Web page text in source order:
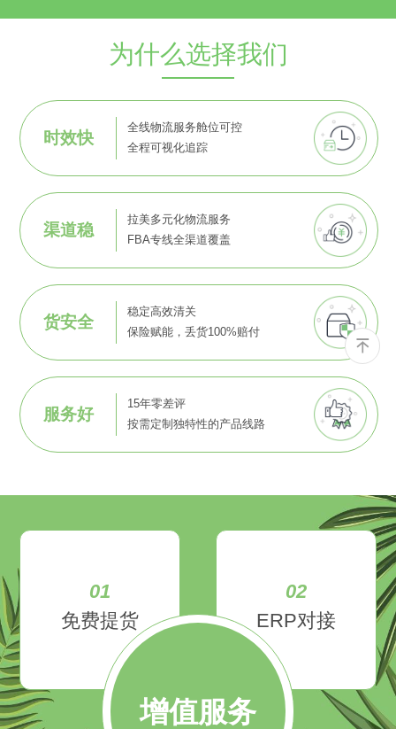
为什么选择我们
时效快
全线物流服务舱位可控
全程可视化追踪
渠道稳
拉美多元化物流服务
FBA专线全渠道覆盖
货安全
稳定高效清关
保险赋能，丢货100%赔付
服务好
15年零差评
按需定制独特性的产品线路
增值服务
01
免费提货
02
ERP对接